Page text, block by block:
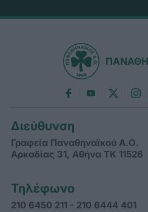
Διεύθυνση
Γραφεία Παναθηναϊκού Α.Ο.
Αρκαδίας 31, Αθήνα ΤΚ 11526
Τηλέφωνο
210 6450 211 - 210 6444 401